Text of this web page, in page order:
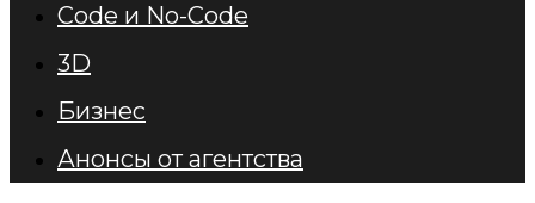
Code и No-Code
3D
Бизнес
Анонсы от агентства